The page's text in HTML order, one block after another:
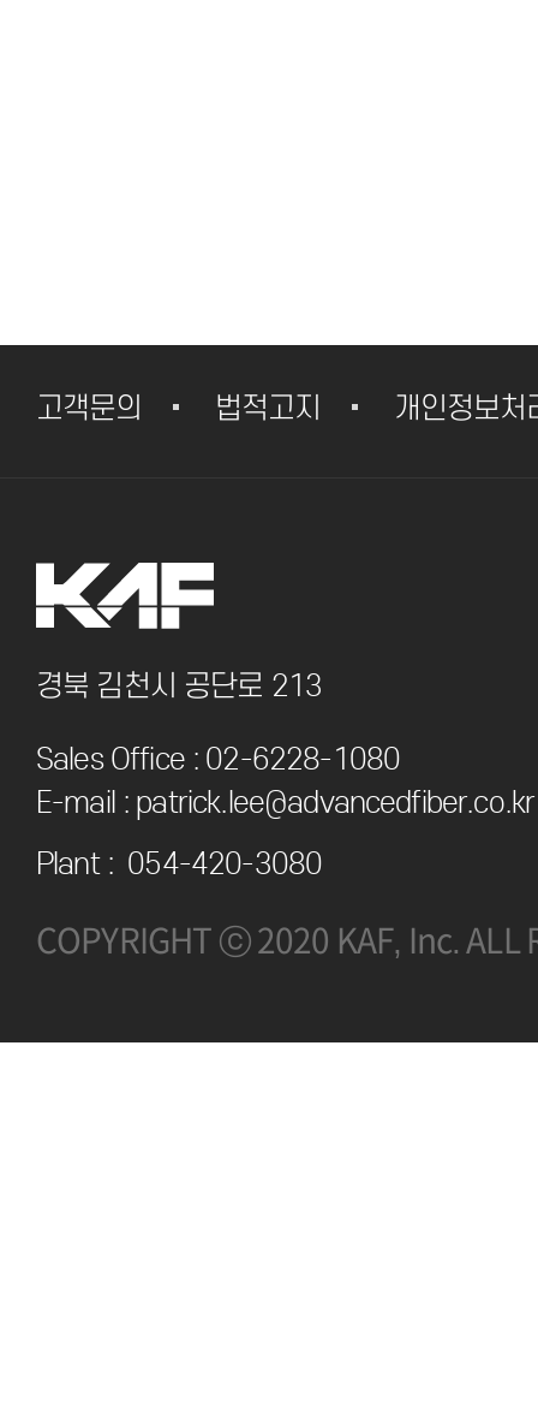
고객문의 법적고지 개인정보처
경북 김천시 공단로 213
Sales Office : 02-6228-1080
E-mail : patrick.lee@advancedfiber.co.kr
Plant : 054-420-3080
COPYRIGHT ⓒ 2020 KAF, Inc. ALL